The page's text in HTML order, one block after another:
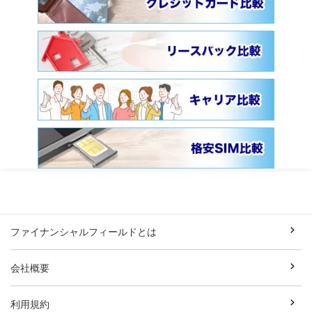
ファイナンシャルフィールドとは
会社概要
利用規約